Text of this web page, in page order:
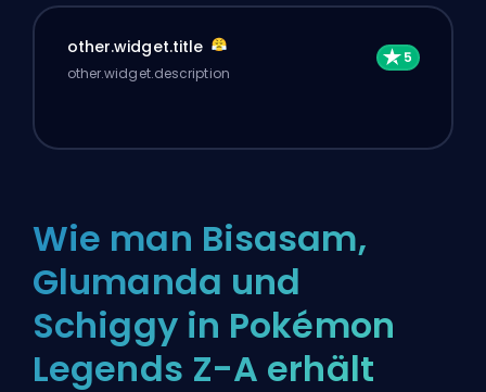
other.widget.title
other.widget.description
Wie man Bisasam,
Glumanda und
Schiggy in Pokémon
Legends Z-A erhält